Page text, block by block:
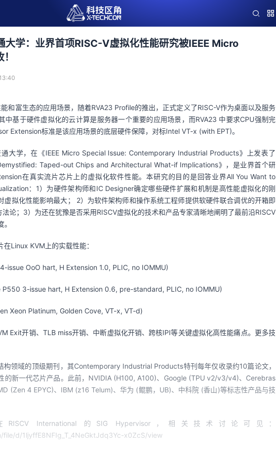
大学：业界首项RISC-V虚拟化性能研究被IEEE Micro
和富生态的应用场景，随着RVA23 Profile的推出，正式定义了RISC-V作为桌面以及服务
中基于硬件虚拟化的云计算是服务器一个重要的应用场景，而RVA23 中要求CPU强制完
Extension标准是该应用场景的底层硬件保障，对标Intel VT-x (with EPT)。
大学，在《IEEE Micro Special Issue: Contemporary Industrial Products》上发表了
Taped-out Chips and Architectural What-if Implications》，是业界首个研
在真实流片芯片上的虚拟化软件性能。本研究的目的是回答业界All You Want to
： 1）为硬件架构师和IC Designer确定哪些硬件扩展和机制是高性能虚拟化的刚
拟化性能影响最大；
2）为软件架构师和操作系统工程师提供软硬件联合调优的开箱即
论； 3）为还在犹豫是否采用RISCV虚拟化的技术和产品专家清晰地阐明了最前沿RISCV
在Linux KVM 上的实载性能：
issue OoO hart, H Extension 1.0, PLIC, no IOMMU)
P550 3-issue hart, H Extension 0.6, pre-standard, PLIC, no IOMMU)
Xeon Platinum, Golden Cove, VT-x, VT-d)
Exit开销、 TLB miss开销、中断虚拟化开销、跨核IPI等关键虚拟化高性能痛点。更多技
构领域的顶级期刊，其Contemporary Industrial Products特刊每年仅收录约10篇论文，
新一代芯片产品。此前， NVIDIA (H100, A100)、 Google (TPU v2/v3/v4)、 Cerebras
(Zen 4 EPYC)、 IBM (z16 Telum)、华为 (鲲鹏， UB)、中科院 (香山)等标志性产品与技
RISCV International 的 SIG Hypervisor，相关技术讨论可见：
d/1ljyffE8NFIg_T_4NeGktJdq3Yc-x0ZcS/view